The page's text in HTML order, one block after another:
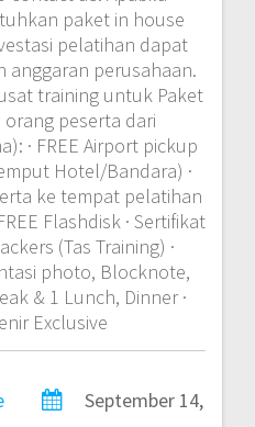
paket in house
pelatihan dapat
anggaran perusahaan.
training untuk Paket
orang peserta dari
· FREE Airport pickup
Hotel/Bandara) ·
ke tempat pelatihan
Flashdisk · Sertifikat
(Tas Training) ·
photo, Blocknote,
& 1 Lunch, Dinner ·
Exclusive
September 14,